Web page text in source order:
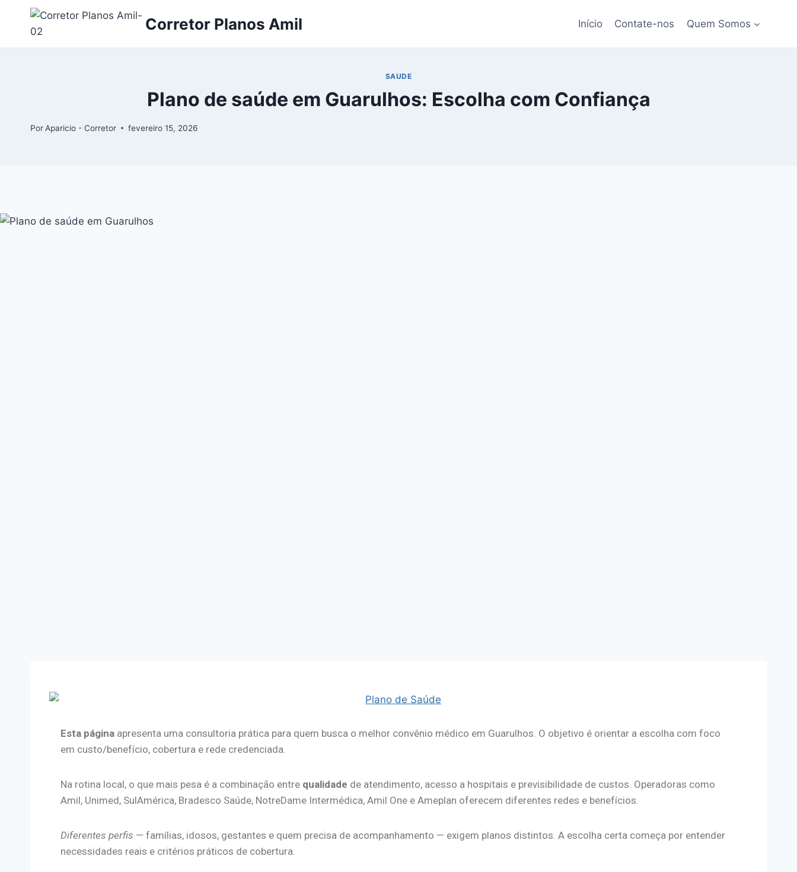
Corretor Planos Amil Início Contate-nos Quem Somos
SAUDE
Plano de saúde em Guarulhos: Escolha com Confiança
Por Aparicio - Corretor fevereiro 15, 2026
Esta página apresenta uma consultoria prática para quem busca o melhor convênio médico em Guarulhos. O objetivo é orientar a escolha com foco
em custo/benefício, cobertura e rede credenciada.
Na rotina local, o que mais pesa é a combinação entre qualidade de atendimento, acesso a hospitais e previsibilidade de custos. Operadoras como
Amil, Unimed, SulAmérica, Bradesco Saúde, NotreDame Intermédica, Amil One e Ameplan oferecem diferentes redes e benefícios.
Diferentes perfis — famílias, idosos, gestantes e quem precisa de acompanhamento — exigem planos distintos. A escolha certa começa por entender
necessidades reais e critérios práticos de cobertura.